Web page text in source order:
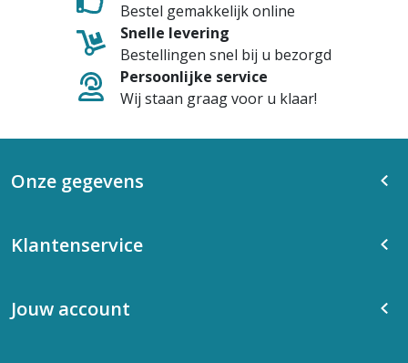
Bestel gemakkelijk online
Snelle levering
Bestellingen snel bij u bezorgd
Persoonlijke service
Wij staan graag voor u klaar!
Onze gegevens
Klantenservice
Jouw account